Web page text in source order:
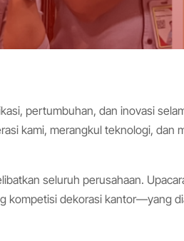
pertumbuhan, dan inovasi
kami, merangkul teknologi, dan
seluruh perusahaan.
kompetisi dekorasi kantor—yang